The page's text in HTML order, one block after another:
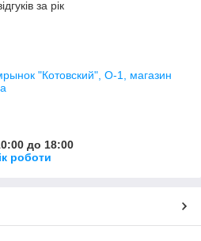
за рік
"Котовский", О-1, магазин
до 18:00
роботи